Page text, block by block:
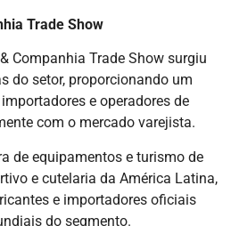
Trade Show
Companhia Trade Show surgiu
do setor, proporcionando um
e operadores de
com o mercado varejista.
de equipamentos e turismo de
e cutelaria da América Latina,
e importadores oficiais
do segmento.